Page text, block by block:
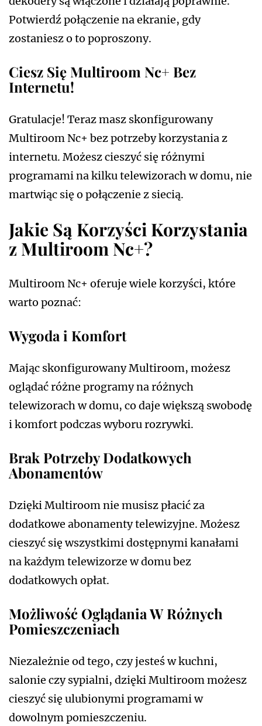
Potwierdź połączenie na ekranie, gdy
zostaniesz o to poproszony.
Ciesz Się Multiroom Nc+ Bez
Internetu!
Gratulacje! Teraz masz skonfigurowany
Multiroom Nc+ bez potrzeby korzystania z
internetu. Możesz cieszyć się różnymi
programami na kilku telewizorach w domu, nie
martwiąc się o połączenie z siecią.
Jakie Są Korzyści Korzystania
z Multiroom Nc+?
Multiroom Nc+ oferuje wiele korzyści, które
warto poznać:
Wygoda i Komfort
Mając skonfigurowany Multiroom, możesz
oglądać różne programy na różnych
telewizorach w domu, co daje większą swobodę
i komfort podczas wyboru rozrywki.
Brak Potrzeby Dodatkowych
Abonamentów
Dzięki Multiroom nie musisz płacić za
dodatkowe abonamenty telewizyjne. Możesz
cieszyć się wszystkimi dostępnymi kanałami
na każdym telewizorze w domu bez
dodatkowych opłat.
Możliwość Oglądania W Różnych
Pomieszczeniach
Niezależnie od tego, czy jesteś w kuchni,
salonie czy sypialni, dzięki Multiroom możesz
cieszyć się ulubionymi programami w
dowolnym pomieszczeniu.